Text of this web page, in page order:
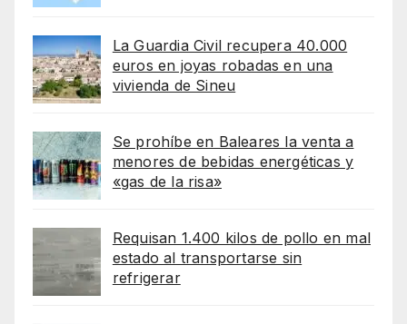
La Guardia Civil recupera 40.000
euros en joyas robadas en una
vivienda de Sineu
Se prohíbe en Baleares la venta a
menores de bebidas energéticas y
«gas de la risa»
Requisan 1.400 kilos de pollo en mal
estado al transportarse sin
refrigerar